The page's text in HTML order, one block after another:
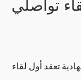
تواصلي
تعقد أول لقاء